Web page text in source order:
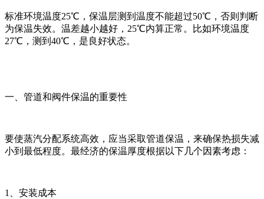
标准环境温度25℃，保温层测到温度不能超过50℃，否则判断
为保温失效。温差越小越好，25℃内算正常。比如环境温度
27℃，测到40℃，是良好状态。
一、管道和阀件保温的重要性
要使蒸汽分配系统高效，应当采取管道保温，来确保热损失减
小到最低程度。最经济的保温厚度根据以下几个因素考虑：
1、安装成本